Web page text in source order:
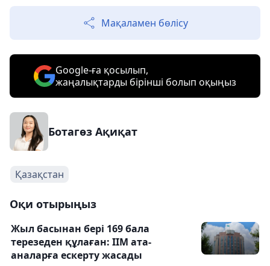
Мақаламен бөлісу
Google-ға қосылып,
жаңалықтарды бірінші болып оқыңыз
Ботагөз Ақиқат
Қазақстан
Оқи отырыңыз
Жыл басынан бері 169 бала
терезеден құлаған: ІІМ ата-
аналарға ескерту жасады